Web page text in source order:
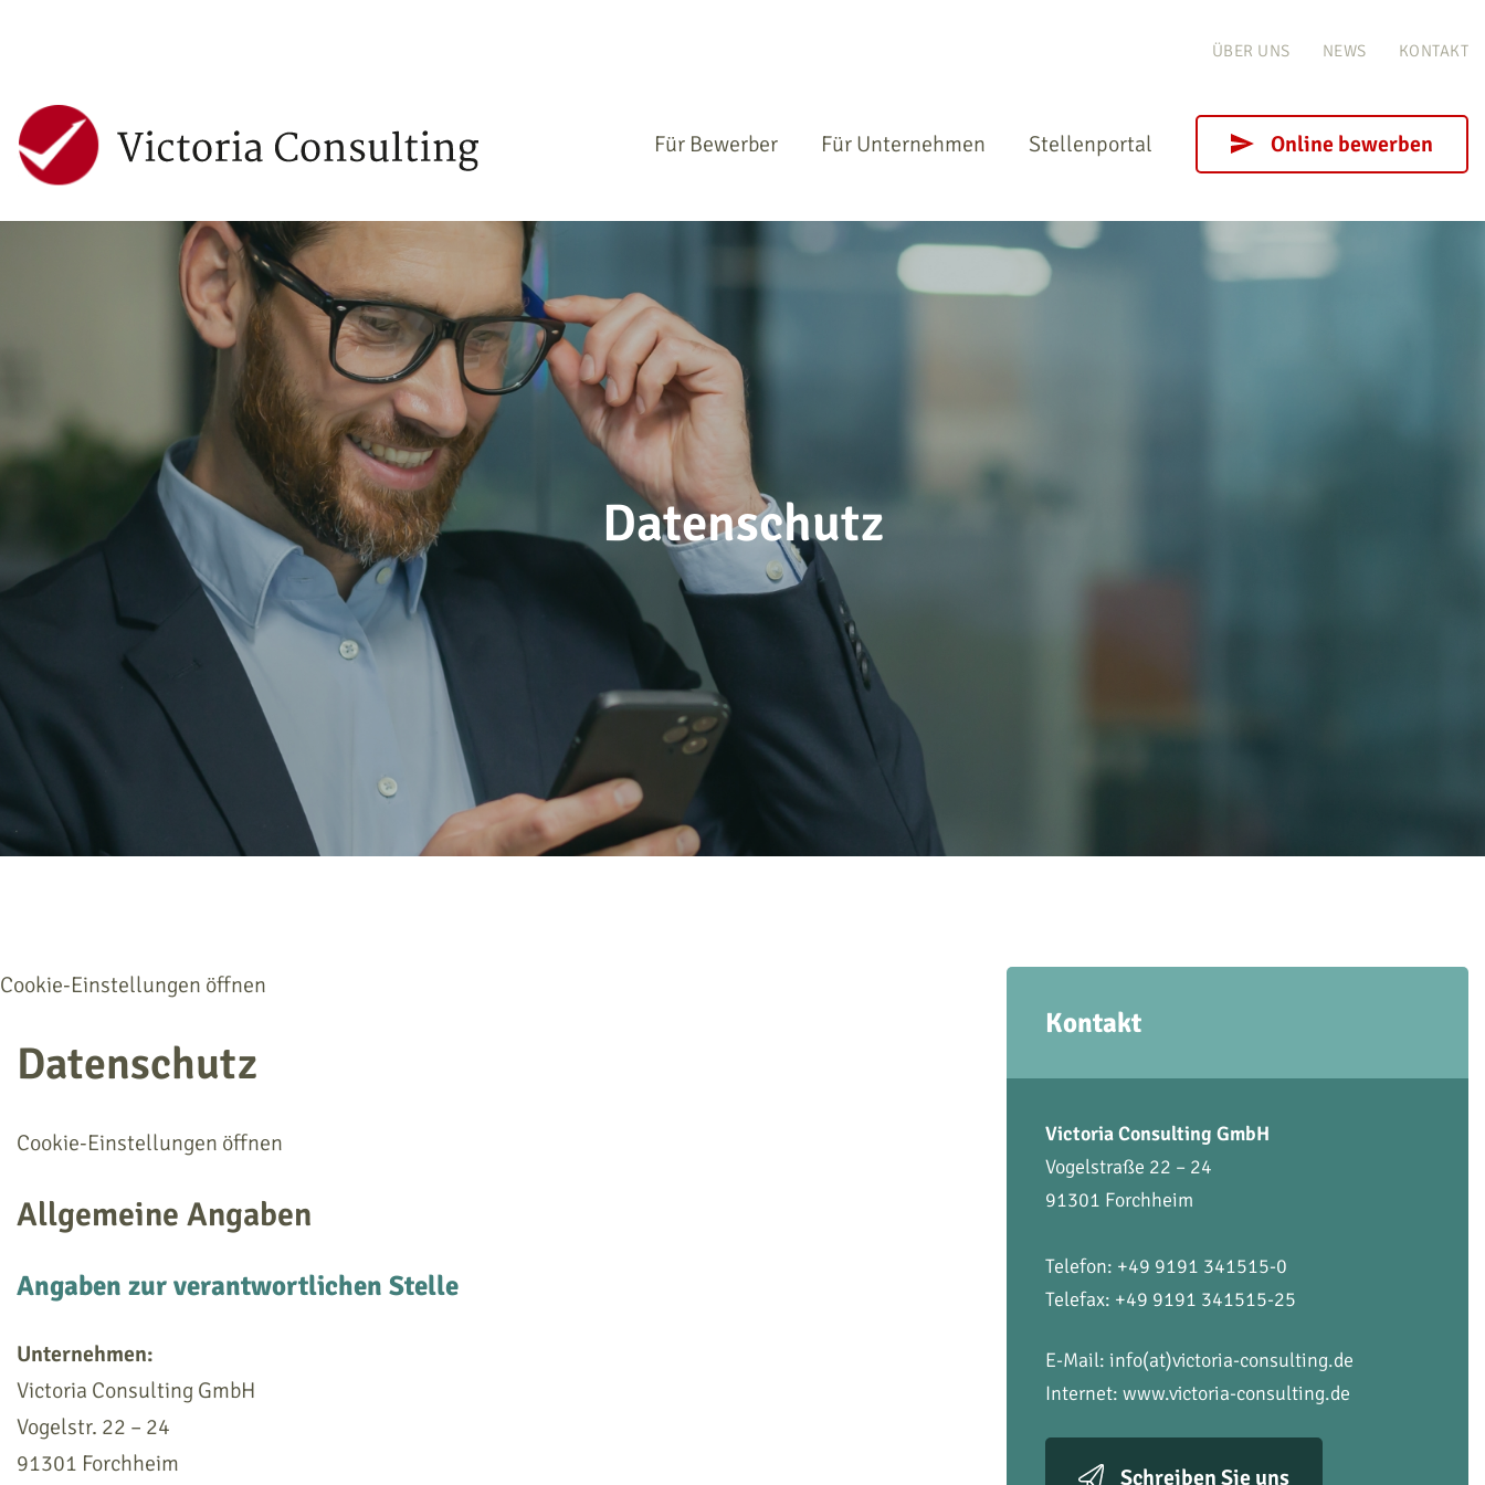
ÜBER UNS NEWS KONTAKT
Für Bewerber Für Unternehmen Stellenportal Online bewerben
Datenschutz
Cookie-Einstellungen öffnen
Datenschutz
Cookie-Einstellungen öffnen
Allgemeine Angaben
Angaben zur verantwortlichen Stelle
Unternehmen:
Victoria Consulting GmbH
Vogelstr. 22 – 24
91301 Forchheim
Kontakt
Victoria Consulting GmbH
Vogelstraße 22 – 24
91301 Forchheim
Telefon: +49 9191 341515-0
Telefax: +49 9191 341515-25
E-Mail: info(at)victoria-consulting.de
Internet: www.victoria-consulting.de
Schreiben Sie uns